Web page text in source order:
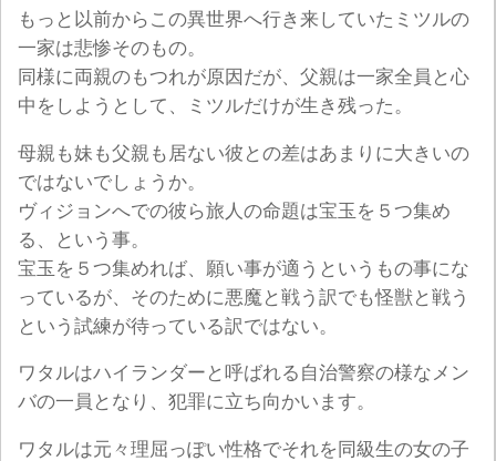
もっと以前からこの異世界へ行き来していたミツルの
一家は悲惨そのもの。
同様に両親のもつれが原因だが、父親は一家全員と心
中をしようとして、ミツルだけが生き残った。
母親も妹も父親も居ない彼との差はあまりに大きいの
ではないでしょうか。
ヴィジョンへでの彼ら旅人の命題は宝玉を５つ集め
る、という事。
宝玉を５つ集めれば、願い事が適うというもの事にな
っているが、そのために悪魔と戦う訳でも怪獣と戦う
という試練が待っている訳ではない。
ワタルはハイランダーと呼ばれる自治警察の様なメン
バの一員となり、犯罪に立ち向かいます。
ワタルは元々理屈っぽい性格でそれを同級生の女の子